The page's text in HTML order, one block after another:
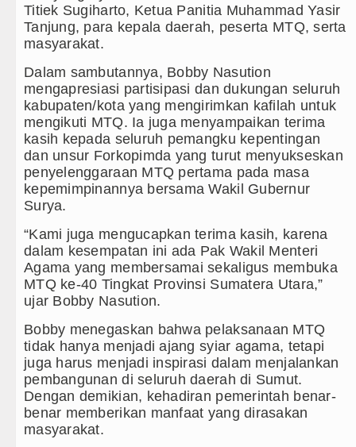
Anggaran Terendah, Inspektorat Soroti Kinerja
Dikalahkan Inter Milan di Laga Persahabatan di
Ditahan Manchester United Main Imbang Laga
Titiek Sugiharto, Ketua Panitia Muhammad Yasir
Tanjung, para kepala daerah, peserta MTQ, serta
masyarakat.
Dalam sambutannya, Bobby Nasution
mengapresiasi partisipasi dan dukungan seluruh
kabupaten/kota yang mengirimkan kafilah untuk
mengikuti MTQ. Ia juga menyampaikan terima
kasih kepada seluruh pemangku kepentingan
dan unsur Forkopimda yang turut menyukseskan
penyelenggaraan MTQ pertama pada masa
kepemimpinannya bersama Wakil Gubernur
Surya.
“Kami juga mengucapkan terima kasih, karena
dalam kesempatan ini ada Pak Wakil Menteri
Agama yang membersamai sekaligus membuka
MTQ ke-40 Tingkat Provinsi Sumatera Utara,”
ujar Bobby Nasution.
Bobby menegaskan bahwa pelaksanaan MTQ
tidak hanya menjadi ajang syiar agama, tetapi
juga harus menjadi inspirasi dalam menjalankan
pembangunan di seluruh daerah di Sumut.
Dengan demikian, kehadiran pemerintah benar-
benar memberikan manfaat yang dirasakan
masyarakat.